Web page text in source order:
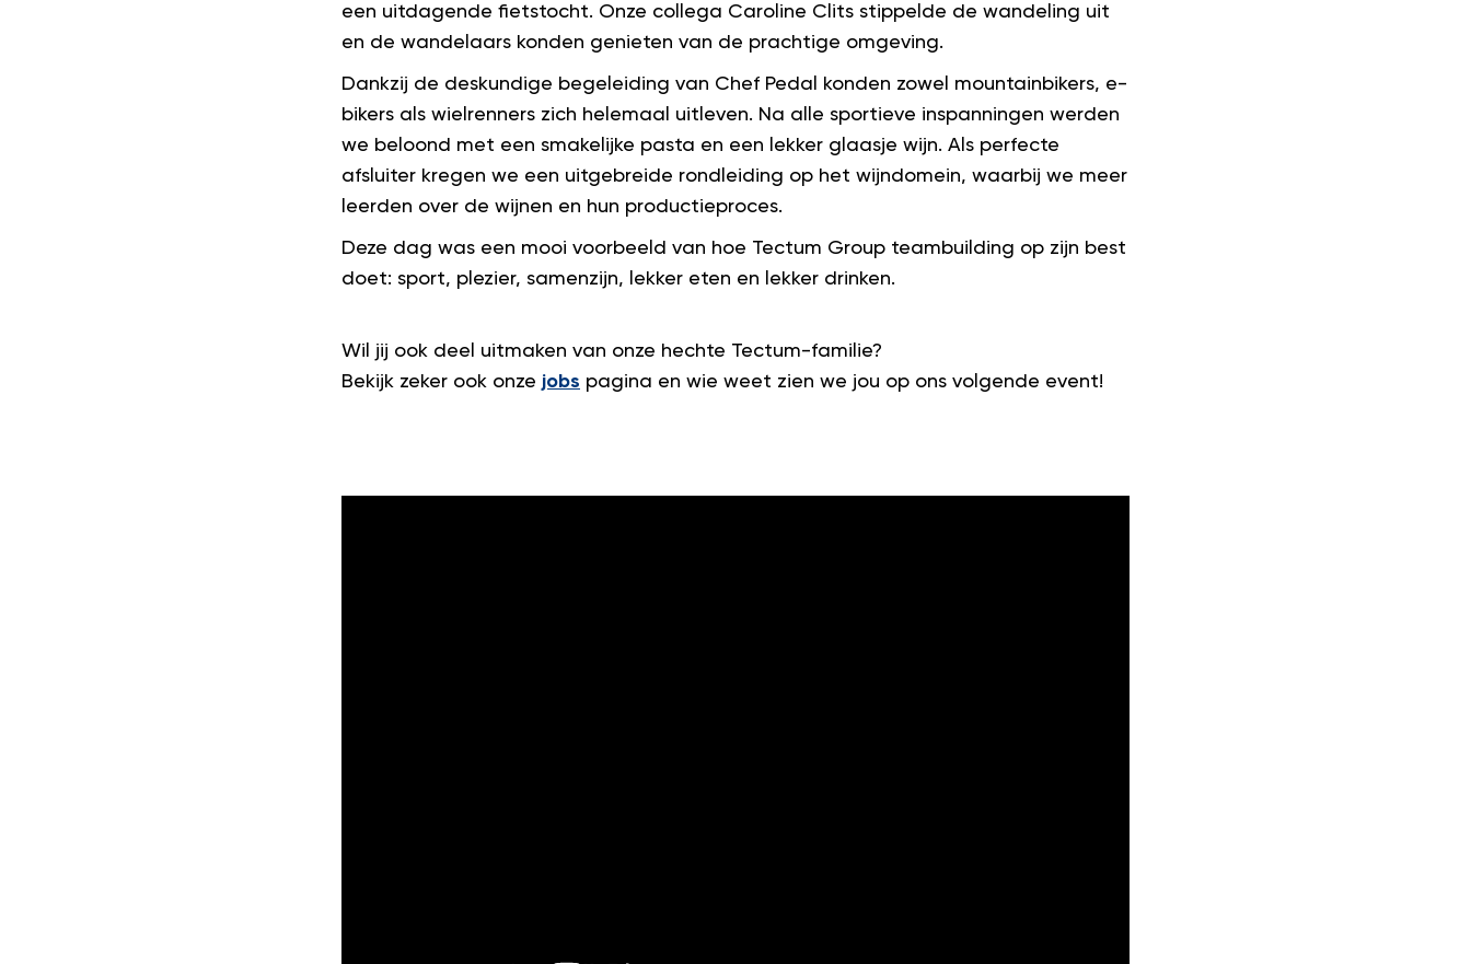
een uitdagende fietstocht. Onze collega Caroline Clits stippelde de wandeling uit
en de wandelaars konden genieten van de prachtige omgeving.
Dankzij de deskundige begeleiding van Chef Pedal konden zowel mountainbikers, e-
bikers als wielrenners zich helemaal uitleven. Na alle sportieve inspanningen werden
we beloond met een smakelijke pasta en een lekker glaasje wijn. Als perfecte
afsluiter kregen we een uitgebreide rondleiding op het wijndomein, waarbij we meer
leerden over de wijnen en hun productieproces.
Deze dag was een mooi voorbeeld van hoe Tectum Group teambuilding op zijn best
doet: sport, plezier, samenzijn, lekker eten en lekker drinken.
Wil jij ook deel uitmaken van onze hechte Tectum-familie?
Bekijk zeker ook onze jobs pagina en wie weet zien we jou op ons volgende event!